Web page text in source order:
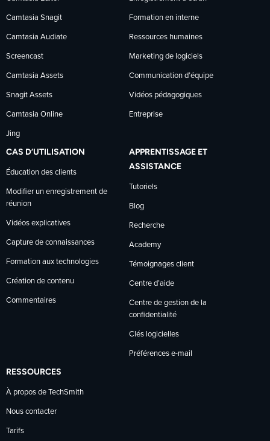
Facebook
LinkedIn
YouTube
Camtasia Snagit
Camtasia Audiate
Screencast
Camtasia Assets
Snagit Assets
Camtasia Online
Jing
Formation en interne
Ressources humaines
Marketing de logiciels
Communication d’équipe
Vidéos pédagogiques
Entreprise
CAS D’UTILISATION
Éducation des clients
Modifier un enregistrement de
réunion
Vidéos explicatives
Capture de connaissances
Formation aux technologies
Création de contenu
Commentaires
APPRENTISSAGE ET
ASSISTANCE
Tutoriels
Blog
Recherche
Academy
Témoignages client
Centre d’aide
Centre de gestion de la
confidentialité
Clés logicielles
Préférences e-mail
RESSOURCES
À propos de TechSmith
Nous contacter
Tarifs